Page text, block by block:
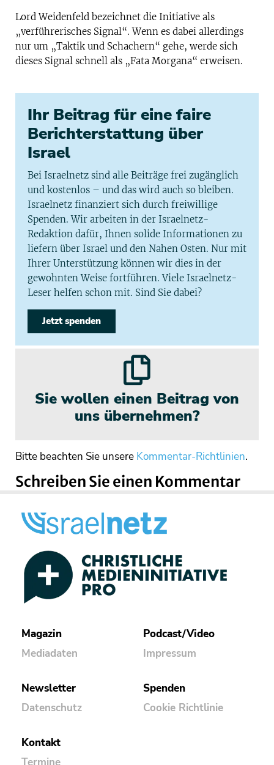
Lord Weidenfeld bezeichnet die Initiative als
„verführerisches Signal“. Wenn es dabei allerdings
nur um „Taktik und Schachern“ gehe, werde sich
dieses Signal schnell als „Fata Morgana“ erweisen.
Ihr Beitrag für eine faire
Berichterstattung über
Israel
Bei Israelnetz sind alle Beiträge frei zugänglich
und kostenlos – und das wird auch so bleiben.
Israelnetz finanziert sich durch freiwillige
Spenden. Wir arbeiten in der Israelnetz-
Redaktion dafür, Ihnen solide Informationen zu
liefern über Israel und den Nahen Osten. Nur mit
Ihrer Unterstützung können wir dies in der
gewohnten Weise fortführen. Viele Israelnetz-
Leser helfen schon mit. Sind Sie dabei?
Jetzt spenden
Sie wollen einen Beitrag von
uns übernehmen?
Bitte beachten Sie unsere Kommentar-Richtlinien.
Schreiben Sie einen Kommentar
Magazin
Mediadaten
Podcast/Video
Impressum
Newsletter
Datenschutz
Spenden
Cookie Richtlinie
Kontakt